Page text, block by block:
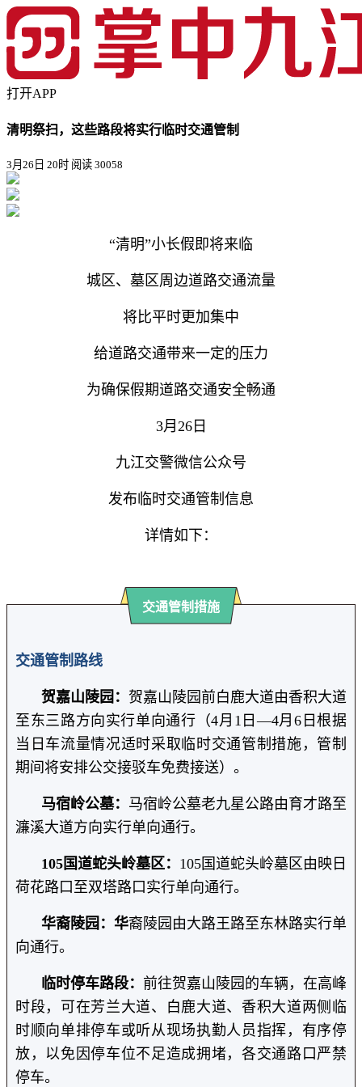
打开APP
清明祭扫，这些路段将实行临时交通管制
3月26日 20时 阅读 30058
“清明”小长假即将来临
城区、墓区周边道路交通流量
将比平时更加集中
给道路交通带来一定的压力
为确保假期道路交通安全畅通
3月26日
九江交警微信公众号
发布临时交通管制信息
详情如下：
交通管制措施
交通管制路线
贺嘉山陵园： 贺嘉山陵园前白鹿大道由香积大道
至东三路方向实行单向通行（4月1日—4月6日根据
当日车流量情况适时采取临时交通管制措施，管制
期间将安排公交接驳车免费接送）。
马宿岭公墓： 马宿岭公墓老九星公路由育才路至
濂溪大道方向实行单向通行。
105国道蛇头岭墓区： 105国道蛇头岭墓区由映日
荷花路口至双塔路口实行单向通行。
华裔陵园：华裔陵园由大路王路至东林路实行单
向通行。
临时停车路段： 前往贺嘉山陵园的车辆，在高峰
时段，可在芳兰大道、白鹿大道、香积大道两侧临
时顺向单排停车或听从现场执勤人员指挥，有序停
放，以免因停车位不足造成拥堵，各交通路口严禁
停车。